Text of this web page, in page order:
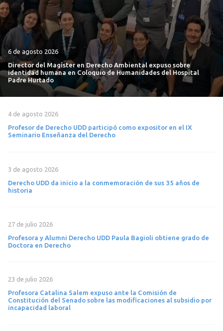
6 de agosto 2026
Director del Magíster en Derecho Ambiental expuso sobre
identidad humana en Coloquio de Humanidades del Hospital
Padre Hurtado
4 de agosto 2026
Profesor de Derecho UDD participó como expositor en el IX
Seminario Enseñanza del Derecho
3 de agosto 2026
Derecho UDD da inicio a la conmemoración de sus 35 años de
historia
27 de julio 2026
Profesora y Alumni Derecho UDD Paula Bagioli obtiene grado de
Doctora en Derecho
23 de julio 2026
Profesora Catalina Salem expuso ante la Comisión de
Constitución del Senado sobre las modificaciones al subsidio por
incapacidad laboral